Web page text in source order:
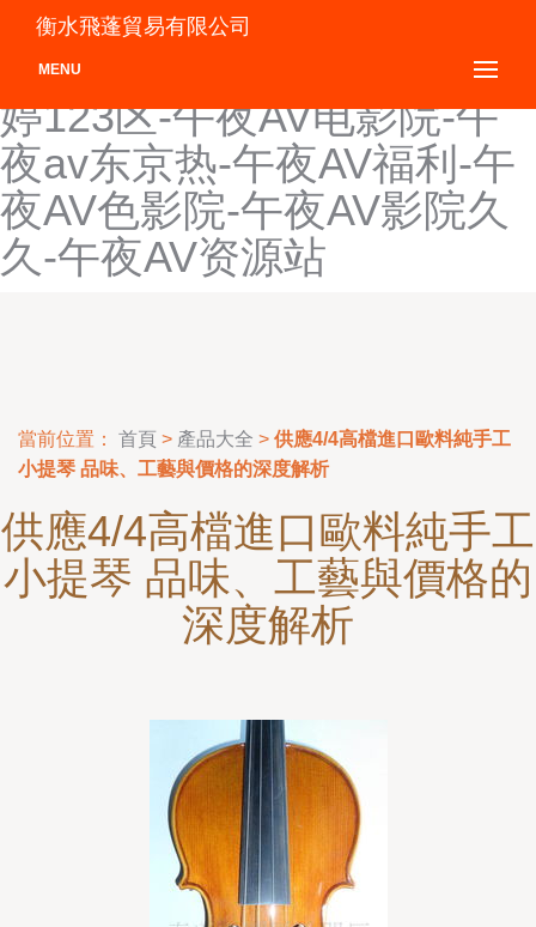
五月伊人777-五月伊人大香
蕉-五月伊人网-五月综合婷
婷123区-午夜AV电影院-午
夜av东京热-午夜AV福利-午
夜AV色影院-午夜AV影院久
久-午夜AV资源站
衡水飛蓬貿易有限公司
MENU
當前位置： 首頁 > 產品大全 > 供應4/4高檔進口歐料純手工
小提琴 品味、工藝與價格的深度解析
供應4/4高檔進口歐料純手工
小提琴 品味、工藝與價格的
深度解析